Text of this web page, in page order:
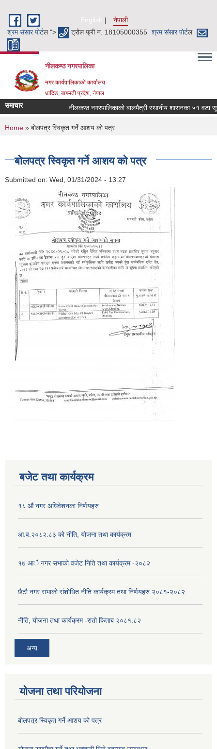
English
नेपाली
श्रम संसार पाेर्टल "> ट्रोल फ्री न. 18105000355 श्रम संसार पाेर्टल
नीलकण्ठ नगरपालिका
नगर कार्यपालिकाको कार्यालय
धादिङ, बागमती प्रदेश, नेपाल
समाचार नीलकण्ठ नगरपालिकाको बालमैत्री स्थानीय शासनका ५१ वटा
You are here
Home » बोलपत्र स्विकृत गर्ने आशय को पत्र
बोलपत्र स्विकृत गर्ने आशय को पत्र
Submitted on: Wed, 01/31/2024 - 13:27
बजेट तथा कार्यक्रम
१८ औं नगर अधिवेशनका निर्णयहरु
आ.व.२०८२.८३ को नीति, योजना तथा कार्यक्रम
१७ आै नगर सभाकाे वजेट निति तथा कार्यक्रम -२०८२
छैटौ नगर सभाको संशोधित नीति कार्यक्रम तथा निर्णयहरु २०८१-२०८२
नीति, योजना तथा कार्यक्रम -रातो किताब २०८१.८२
अन्य
योजना तथा परियोजना
बोलपत्र स्विकृत गर्ने आशय को पत्र